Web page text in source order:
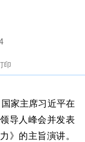
印
家主席习近平在
导人峰会并发表
》的主旨演讲。